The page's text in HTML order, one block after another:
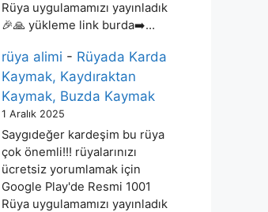
Rüya uygulamamızı yayınladık
🎉🙏 yükleme link burda➡️…
rüya alimi - Rüyada Karda
Kaymak, Kaydıraktan
Kaymak, Buzda Kaymak
1 Aralık 2025
Saygıdeğer kardeşim bu rüya
çok önemli!!! rüyalarınızı
ücretsiz yorumlamak için
Google Play'de Resmi 1001
Rüya uygulamamızı yayınladık